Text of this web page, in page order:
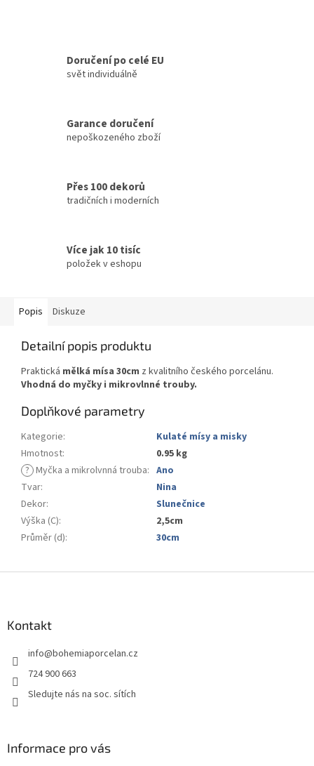
Doručení po celé EU
svět individuálně
Garance doručení
nepoškozeného zboží
Přes 100 dekorů
tradičních i moderních
Více jak 10 tisíc
položek v eshopu
Popis Diskuze
Detailní popis produktu
Praktická mělká mísa 30cm z kvalitního českého porcelánu.
Vhodná do myčky i mikrovlnné trouby.
Doplňkové parametry
Kategorie:
Kulaté mísy a misky
Hmotnost:
0.95 kg
? Myčka a mikrolvnná trouba: Ano
Tvar:
Nina
Dekor:
Slunečnice
Výška (C):
2,5cm
Průměr (d): 30cm
Kontakt
info@bohemiaporcelan.cz
724 900 663
Sledujte nás na soc. sítích
Informace pro vás